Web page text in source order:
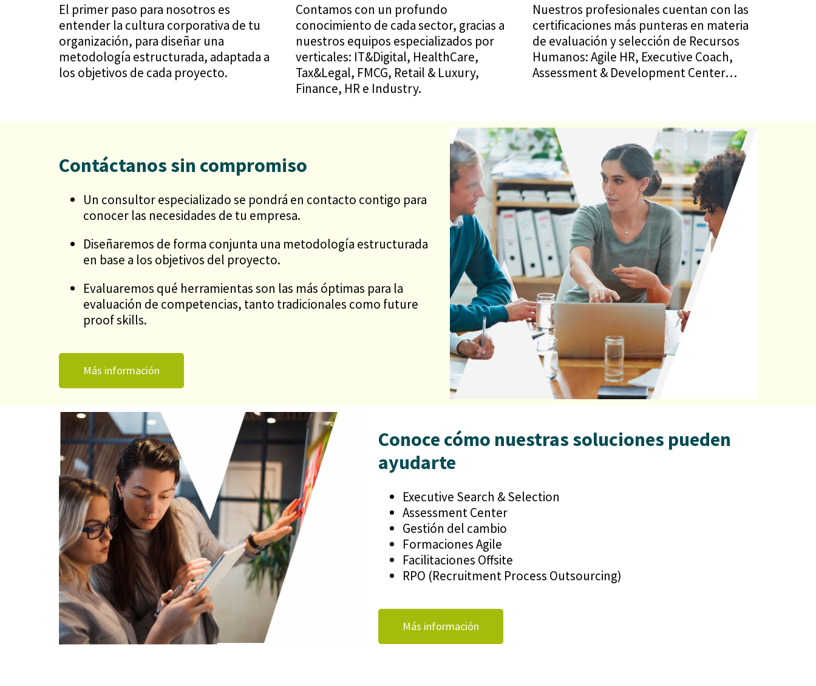
El primer paso para nosotros es
entender la cultura corporativa de tu
organización, para diseñar una
metodología estructurada, adaptada a
los objetivos de cada proyecto.
Contamos con un profundo
conocimiento de cada sector, gracias a
nuestros equipos especializados por
verticales: IT&Digital, HealthCare,
Tax&Legal, FMCG, Retail & Luxury,
Finance, HR e Industry.
Nuestros profesionales cuentan con las
certificaciones más punteras en materia
de evaluación y selección de Recursos
Humanos: Agile HR, Executive Coach,
Assessment & Development Center…
Contáctanos sin compromiso
Un consultor especializado se pondrá en contacto contigo para
conocer las necesidades de tu empresa.
Diseñaremos de forma conjunta una metodología estructurada
en base a los objetivos del proyecto.
Evaluaremos qué herramientas son las más óptimas para la
evaluación de competencias, tanto tradicionales como future
proof skills.
Más información
Conoce cómo nuestras soluciones pueden
ayudarte
Executive Search & Selection
Assessment Center
Gestión del cambio
Formaciones Agile
Facilitaciones Offsite
RPO (Recruitment Process Outsourcing)
Más información